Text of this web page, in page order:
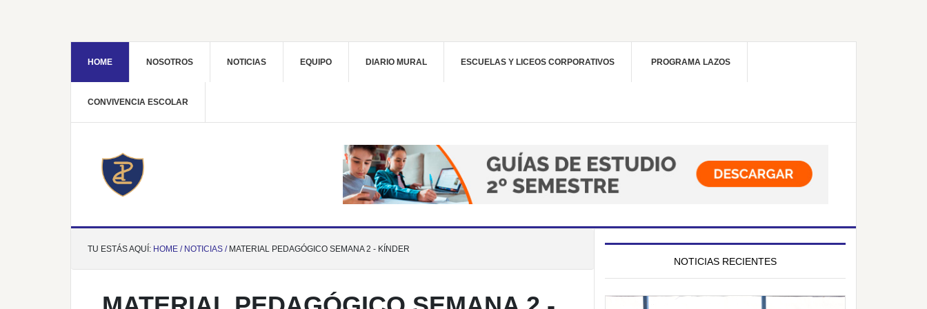
HOME NOSOTROS NOTICIAS EQUIPO DIARIO MURAL ESCUELAS Y LICEOS CORPORATIVOS PROGRAMA LAZOS
CONVIVENCIA ESCOLAR
TU ESTÁS AQUÍ: HOME / NOTICIAS / MATERIAL PEDAGÓGICO SEMANA 2 - KÍNDER
NOTICIAS RECIENTES